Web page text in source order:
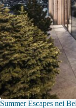
Summer Escapes nei